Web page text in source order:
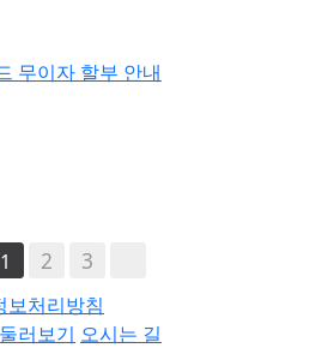
무이자 할부 안내
1
2 3
보처리방침
러보기 오시는 길